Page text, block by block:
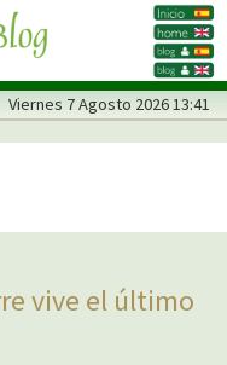
Viernes 7 Agosto 2026 13:41
vive el último